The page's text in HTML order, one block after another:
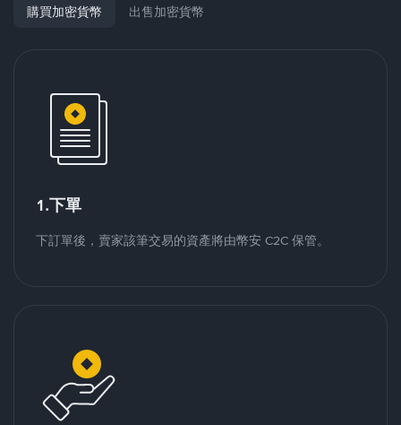
購買加密貨幣 出售加密貨幣
1.下單
下訂單後，賣家該筆交易的資產將由幣安 C2C 保管。